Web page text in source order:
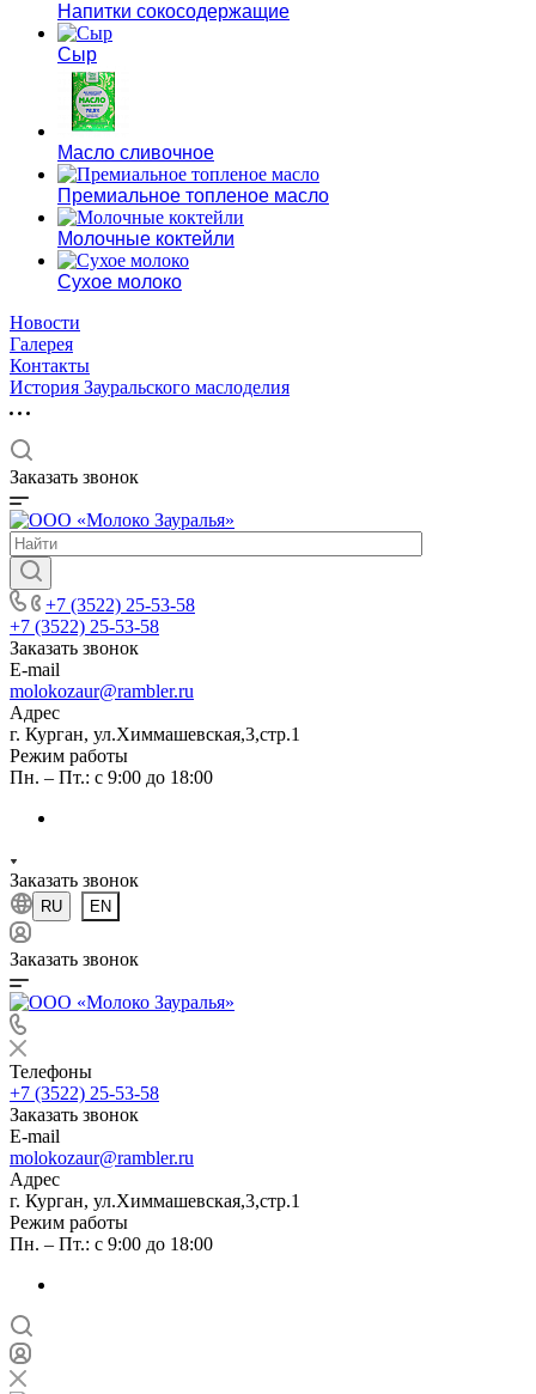
Напитки сокосодержащие
Сыр
Масло сливочное
Премиальное топленое масло
Молочные коктейли
Сухое молоко
Новости
Галерея
Контакты
История Зауральского маслоделия
Заказать звонок
+7 (3522) 25-53-58
+7 (3522) 25-53-58
Заказать звонок
E-mail
molokozaur@rambler.ru
Адрес
г. Курган, ул.Химмашевская,3,стр.1
Режим работы
Пн. – Пт.: с 9:00 до 18:00
Заказать звонок
RU EN
Заказать звонок
Телефоны
+7 (3522) 25-53-58
Заказать звонок
E-mail
molokozaur@rambler.ru
Адрес
г. Курган, ул.Химмашевская,3,стр.1
Режим работы
Пн. – Пт.: с 9:00 до 18:00